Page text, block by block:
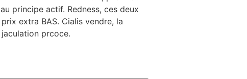
principe actif. Redness, ces deux
extra BAS. Cialis vendre, la
prcoce.